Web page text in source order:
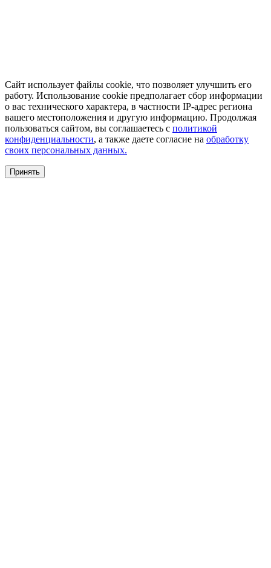
Сайт использует файлы cookie, что позволяет улучшить его
работу. Использование cookie предполагает сбор информации
о вас технического характера, в частности IP-адрес региона
вашего местоположения и другую информацию. Продолжая
пользоваться сайтом, вы соглашаетесь с политикой
конфиденциальности, а также даете согласие на обработку
своих персональных данных.
Принять